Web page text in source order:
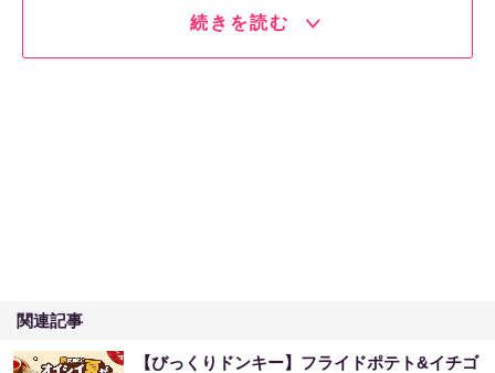
続きを読む
関連記事
【びっくりドンキー】フライドポテト&イチゴ